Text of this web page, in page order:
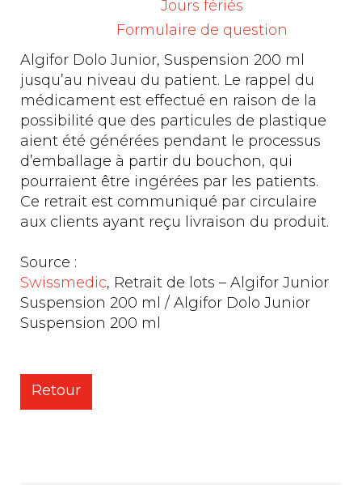
Jours fériés
Formulaire de question
SA retire du marché les lots susmentionnés
de Algifor Junior, Suspension 200 ml et
Algifor Dolo Junior, Suspension 200 ml
jusqu’au niveau du patient. Le rappel du
médicament est effectué en raison de la
possibilité que des particules de plastique
aient été générées pendant le processus
d’emballage à partir du bouchon, qui
pourraient être ingérées par les patients.
Ce retrait est communiqué par circulaire
aux clients ayant reçu livraison du produit.
Source :
Swissmedic, Retrait de lots – Algifor Junior
Suspension 200 ml / Algifor Dolo Junior
Suspension 200 ml
Retour